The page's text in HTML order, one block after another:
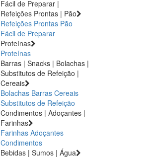
Fácil de Preparar |
Refeições Prontas | Pão
Refeições Prontas Pão
Fácil de Preparar
Proteínas
Proteínas
Barras | Snacks | Bolachas |
Substitutos de Refeição |
Cereais
Bolachas Barras Cereais
Substitutos de Refeição
Condimentos | Adoçantes |
Farinhas
Farinhas Adoçantes
Condimentos
Bebidas | Sumos | Água